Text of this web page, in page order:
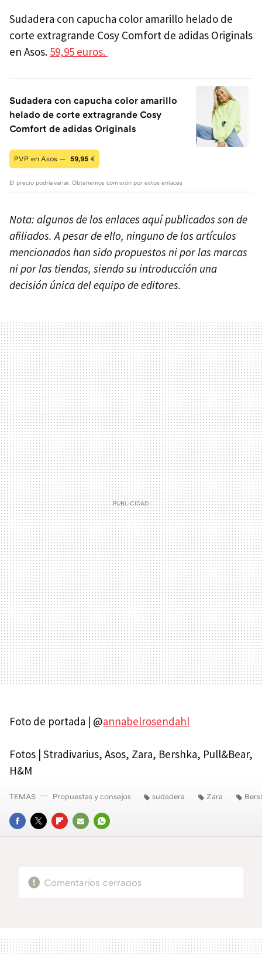
Sudadera con capucha color amarillo helado de
corte extragrande Cosy Comfort de adidas Originals
en Asos. 59,95 euros.
Sudadera con capucha color amarillo
helado de corte extragrande Cosy
Comfort de adidas Originals
PVP en Asos — 59,95 €
El precio podría variar. Obtenemos comisión por estos enlaces
Nota: algunos de los enlaces aquí publicados son de
afiliados. A pesar de ello, ninguno de los artículos
mencionados han sido propuestos ni por las marcas
ni por las tiendas, siendo su introducción una
decisión única del equipo de editores.
Foto de portada | @annabelrosendahl
Fotos | Stradivarius, Asos, Zara, Bershka, Pull&Bear,
H&M
FACEBOOK
TWITTERFLIPBOARD
E-
WHATSAPP
TEMAS Propuestas y consejos sudadera Zara
Comentarios cerrados